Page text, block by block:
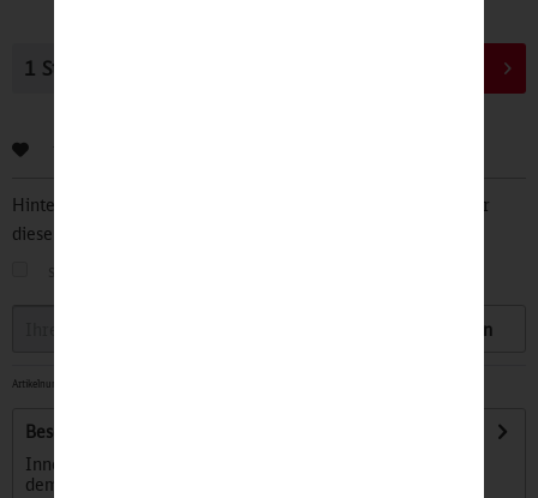
Hinterlegen Sie Ihre Email Adresse und bleiben Sie stets über
diesen Artikel informiert.
Speichern
Artikelnummer:
Beschreibung
Innovativer Hörspiel-Spaß für unterwegs und zuhause. Mit
dem kabellose Kekzhörer können...